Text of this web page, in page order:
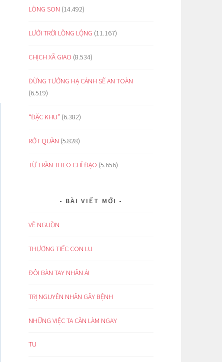
LÒNG SON (14.492)
LƯỚI TRỜI LỒNG LỘNG (11.167)
CHỊCH XÃ GIAO (8.534)
ĐỪNG TƯỞNG HẠ CÁNH SẼ AN TOÀN
(6.519)
“ĐẶC KHU” (6.382)
RỚT QUẦN (5.828)
TỪ TRẦN THEO CHỈ ĐẠO (5.656)
BÀI VIẾT MỚI
VỀ NGUỒN
THƯƠNG TIẾC CON LU
ĐÔI BÀN TAY NHÂN ÁI
TRỊ NGUYÊN NHÂN GÂY BỆNH
NHỮNG VIỆC TA CẦN LÀM NGAY
TU